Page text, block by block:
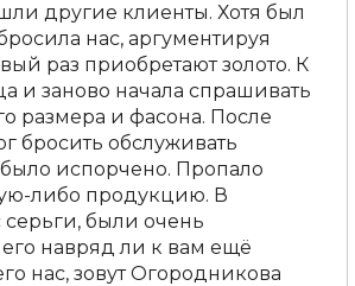
другие клиенты. Хотя был
нас, аргументируя
раз приобретают золото. К
и заново начала спрашивать
размера и фасона. После
бросить обслуживать
испорчено. Пропало
либо продукцию. В
были очень
навряд ли к вам ещё
нас, зовут Огородникова